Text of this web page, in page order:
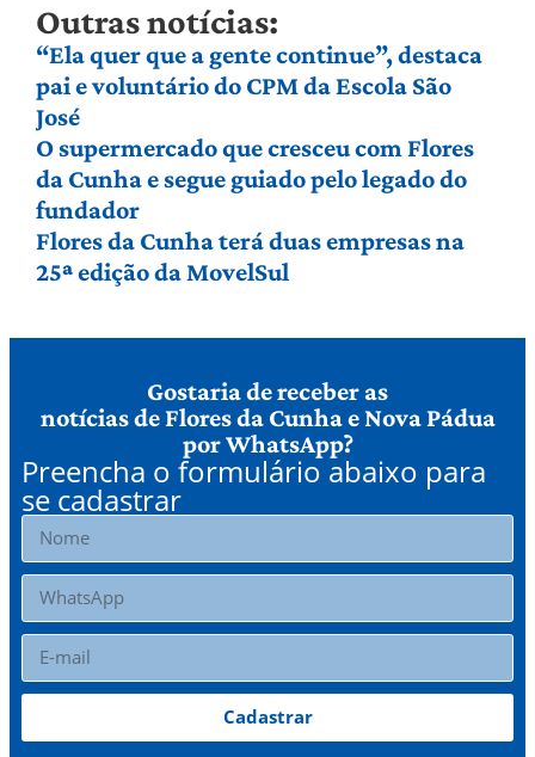
Outras notícias:
“Ela quer que a gente continue”, destaca
pai e voluntário do CPM da Escola São
José
O supermercado que cresceu com Flores
da Cunha e segue guiado pelo legado do
fundador
Flores da Cunha terá duas empresas na
25ª edição da MovelSul
Gostaria de receber as
notícias de Flores da Cunha e Nova Pádua
por WhatsApp?
Preencha o formulário abaixo para
se cadastrar
Cadastrar